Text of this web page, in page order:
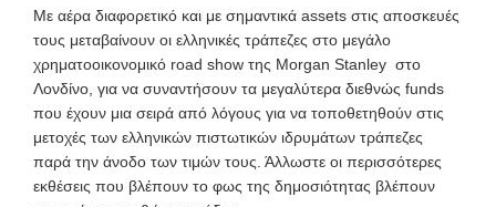
Με αέρα διαφορετικό και με σημαντικά assets στις αποσκευές
τους μεταβαίνουν οι ελληνικές τράπεζες στο μεγάλο
χρηματοοικονομικό road show της Morgan Stanley στο
Λονδίνο, για να συναντήσουν τα μεγαλύτερα διεθνώς funds
που έχουν μια σειρά από λόγους για να τοποθετηθούν στις
μετοχές των ελληνικών πιστωτικών ιδρυμάτων τράπεζες
παρά την άνοδο των τιμών τους. Άλλωστε οι περισσότερες
εκθέσεις που βλέπουν το φως της δημοσιότητας βλέπουν